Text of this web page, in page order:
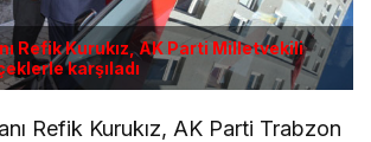
Refik Kurukız, AK Parti Milletvekili
karşıladı
Refik Kurukız, AK Parti Trabzon